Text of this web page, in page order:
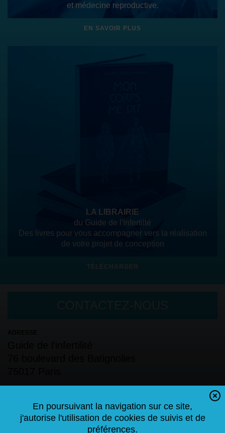
En poursuivant la navigation sur ce site,
j'autorise l'utilisation de cookies de suivis et de
préférences.
et médecine reproductive.
EN SAVOIR PLUS
LA LIBRAIRIE
du Guide de l'Infertilté
Des livres pour vous accompagner vers la réalisation
de votre projet de conception
TÉLÉCHARGER
06.60.56.08.06